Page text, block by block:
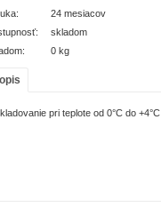
24 mesiacov
skladom
0 kg
pri teplote od 0°C do +4°C